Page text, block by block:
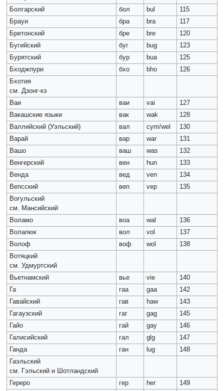
Болгарский
бол bul
115
Брауи
бра bra
117
Бретонский
бре bre
120
Бугийский
буг bug
123
Бурятский
бур bua
125
Бходжпури
бхо bho
126
Бхотия
см. Дзонг-кэ
Ваи
ваи vai
127
Вакашские языки
вак wak
128
Валлийский (Уэльский)
вал cym/wel
130
Варай
вар war
131
Вашо
ваш was
132
Венгерский
вен hun
133
Венда
вед ven
134
Вепсский
веп vep
135
Вогульский
см. Мансийский
Воламо
воа wal
136
Волапюк
вол vol
137
Волоф
воф wol
138
Вотяцкий
см. Удмуртский
Вьетнамский
вье vie
140
Га
гаа gaa
142
Гавайский
гав haw
143
Гагаузский
гаг gag
145
Гайо
гай gay
146
Галисийский
гал glg
147
Ганда
ган lug
148
Гаэльский
см. Гэльский и Шотландский
Гереро
гер her
149